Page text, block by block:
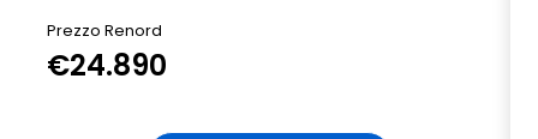
Prezzo Renord
€24.890